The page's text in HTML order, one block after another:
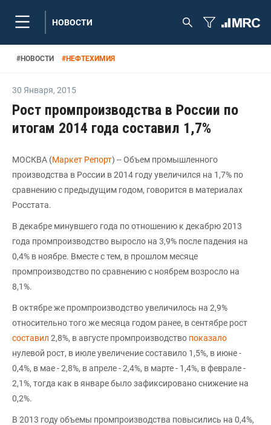
НОВОСТИ
#НОВОСТИ #НЕФТЕХИМИЯ
30 Января, 2015
Рост промпроизводства в России по
итогам 2014 года составил 1,7%
МОСКВА (Маркет Репорт) -- Объем промышленного
производства в России в 2014 году увеличился на 1,7% по
сравнению с предыдущим годом, говорится в материалах
Росстата.
В декабре минувшего года по отношению к декабрю 2013
года промпроизводство выросло на 3,9% после падения на
0,4% в ноябре. Вместе с тем, в прошлом месяце
промпроизводство по сравнению с ноябрем возросло на
8,1%.
В октябре же промпроизводство увеличилось на 2,9%
относительно того же месяца годом ранее, в сентябре рост
составил 2,8%, в августе промпроизводство показало
нулевой рост, в июле увеличение составило 1,5%, в июне -
0,4%, в мае - 2,8%, в апреле - 2,4%, в марте - 1,4%, в феврале -
2,1%, тогда как в январе было зафиксировано снижение на
0,2%.
В 2013 году объемы промпроизводства повысились на 0,4%,